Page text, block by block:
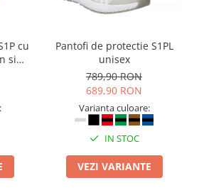
cu
si
Pantofi de protectie S1PL
unisex
789,90 RON
689,90 RON
Varianta culoare:
IN STOC
VEZI VARIANTE